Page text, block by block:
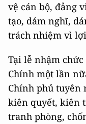
vệ cán bộ, đảng
tạo, dám nghĩ,
trách nhiệm vì
Tại lễ nhậm
Chính một lần
Chính phủ tuyên
kiên quyết, kiên
tranh phòng,